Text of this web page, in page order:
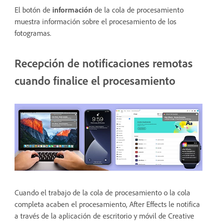
El botón de información de la cola de procesamiento
muestra información sobre el procesamiento de los
fotogramas.
Recepción de notificaciones remotas
cuando finalice el procesamiento
Cuando el trabajo de la cola de procesamiento o la cola
completa acaben el procesamiento, After Effects le notifica
a través de la aplicación de escritorio y móvil de Creative